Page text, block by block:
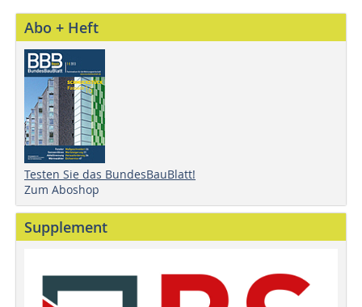
Abo + Heft
Testen Sie das BundesBauBlatt!
Zum Aboshop
Supplement